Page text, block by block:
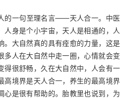
的一句至理名言——天人合一。中医
人身是个小宇宙，天人是相通的，人
。大自然真的具有痊愈的力量，这是
多人在大自然中走一圈，心情就会变
得很舒畅，久在大自然中，人会有一
高境界是天人合一，养生的最高境界
心是很有帮助的。胎教里也说到，为